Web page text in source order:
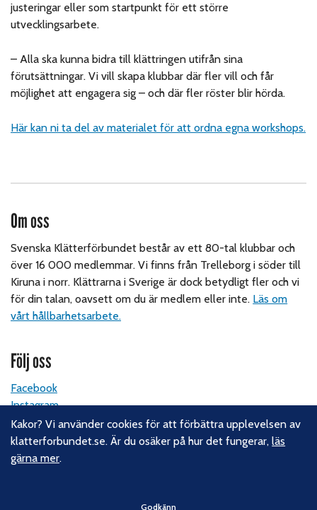
justeringar eller som startpunkt för ett större
utvecklingsarbete.
– Alla ska kunna bidra till klättringen utifrån sina
förutsättningar. Vi vill skapa klubbar där fler vill och får
möjlighet att engagera sig – och där fler röster blir hörda.
Här kan ni ta del av materialet för att ordna egna workshops.
Om oss
Svenska Klätterförbundet består av ett 80-tal klubbar och
över 16 000 medlemmar. Vi finns från Trelleborg i söder till
Kiruna i norr. Klättrarna i Sverige är dock betydligt fler och vi
för din talan, oavsett om du är medlem eller inte. Läs om
vårt hållbarhetsarbete.
Följ oss
Facebook
Instagram
Linkedin
Nyhetsbrev
Kakor? Vi använder cookies för att förbättra upplevelsen av
klatterforbundet.se. Är du osäker på hur det fungerar,läs
gärna mer.
Godkänn